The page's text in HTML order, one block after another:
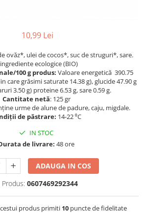
10,99 Lei
ovăz*, ulei de cocos*, suc de struguri*, sare.
ecologice (BIO)
100 g produs: Valoare energetică 390.75
care grăsimi saturate 14.38 g), glucide 47.90 g
3.50 g) proteine 6.53 g, sare 0.59 g.
Cantitate netă: 125 gr
urme de alune de padure, caju, migdale.
de păstrare: 14-22 ⁰C
IN STOC
de livrare: 48 ore
ADAUGA IN COS
Produs: 0607469292344
produs primiti 10puncte de fidelitate